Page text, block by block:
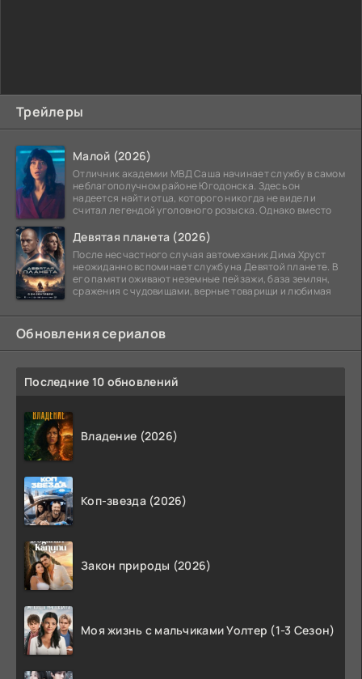
Трейлеры
Малой (2026)
Отличник академии МВД Саша начинает службу в самом
неблагополучном районе Югодонска. Здесь он
надеется найти отца, которого никогда не видел и
считал легендой уголовного розыска. Однако вместо
Девятая планета (2026)
После несчастного случая автомеханик Дима Хруст
неожиданно вспоминает службу на Девятой планете. В
его памяти оживают неземные пейзажи, база землян,
сражения с чудовищами, верные товарищи и любимая
Обновления сериалов
Последние 10 обновлений
Владение (2026)
Коп-звезда (2026)
Закон природы (2026)
Моя жизнь с мальчиками Уолтер (1-3 Сезон)